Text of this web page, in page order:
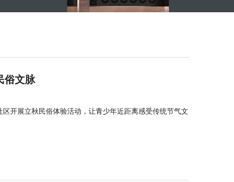
俗文脉
开展立秋民俗体验活动，让青少年近距离感受传统节气文